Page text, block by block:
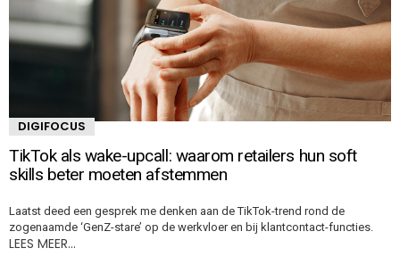
DIGIFOCUS
TikTok als wake-upcall: waarom retailers hun soft
skills beter moeten afstemmen
Laatst deed een gesprek me denken aan de TikTok-trend rond de
zogenaamde ‘GenZ-stare’ op de werkvloer en bij klantcontact-functies.
LEES MEER…